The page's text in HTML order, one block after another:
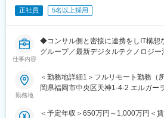
スキルを身に着けられます！
・リモート／フレックス可 ※1日の最
子どもの送り迎えで中抜けする方も
ユニット単位・全社で残業時間が可
を削減するよう取り組んでいます。ま
正社員 5名以上採用
仕事内容
◆コンサル側と密接に連携をしIT構想
グループ／最新デジタルテクノロジー
労働7時間×フルフレックス◆
顧客利便性の追求、経済成長への貢献
でをEndtoEndで推進・支援します。
勤務地
＜勤務地詳細1＞フルリモート勤務（
岡県福岡市中央区天神1-4-2 エルガー
＞全国フルリモート勤務（関東）住
＜予定年収＞650万円～1,000万円＜